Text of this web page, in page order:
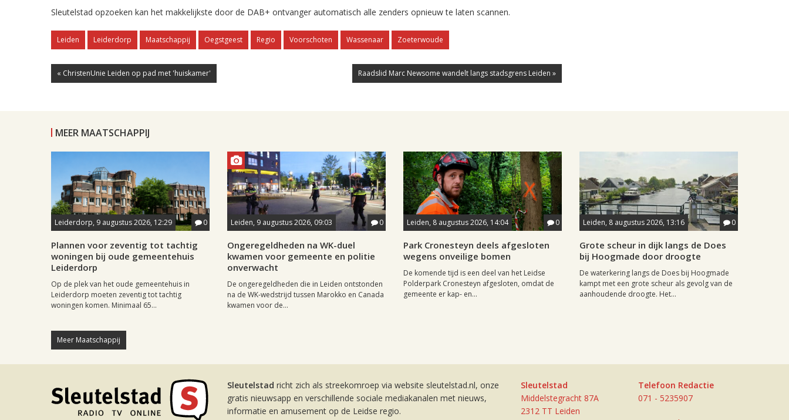
Sleutelstad opzoeken kan het makkelijkste door de DAB+ ontvanger automatisch alle zenders opnieuw te laten scannen.
Leiden Leiderdorp Maatschappij Oegstgeest Regio Voorschoten Wassenaar Zoeterwoude
« ChristenUnie Leiden op pad met 'huiskamer' Raadslid Marc Newsome wandelt langs stadsgrens Leiden »
MEER MAATSCHAPPIJ
Leiderdorp, 9 augustus 2026, 12:29 0
Plannen voor zeventig tot tachtig
woningen bij oude gemeentehuis
Leiderdorp
Op de plek van het oude gemeentehuis in
Leiderdorp moeten zeventig tot tachtig
woningen komen. Minimaal 65...
Leiden, 9 augustus 2026, 09:03 0
Ongeregeldheden na WK-duel
kwamen voor gemeente en politie
onverwacht
De ongeregeldheden die in Leiden ontstonden
na de WK-wedstrijd tussen Marokko en Canada
kwamen voor de...
Leiden, 8 augustus 2026, 14:04 0
Park Cronesteyn deels afgesloten
wegens onveilige bomen
De komende tijd is een deel van het Leidse
Polderpark Cronesteyn afgesloten, omdat de
gemeente er kap- en...
Leiden, 8 augustus 2026, 13:16 0
Grote scheur in dijk langs de Does
bij Hoogmade door droogte
De waterkering langs de Does bij Hoogmade
kampt met een grote scheur als gevolg van de
aanhoudende droogte. Het...
Meer Maatschappij
Sleutelstad richt zich als streekomroep via website sleutelstad.nl, onze
gratis nieuwsapp en verschillende sociale mediakanalen met nieuws,
informatie en amusement op de Leidse regio.
Sleutelstad
Middelstegracht 87A
2312 TT Leiden
Telefoon Redactie
071 - 5235907